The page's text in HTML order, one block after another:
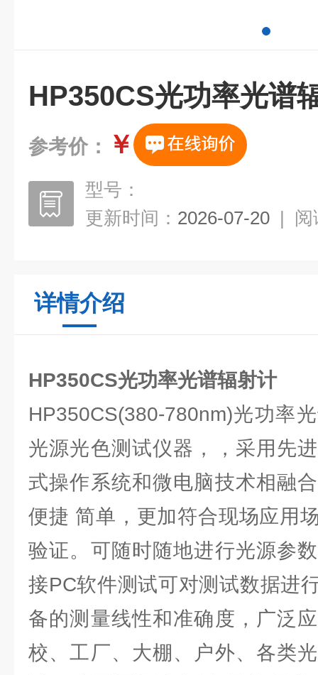
HP350CS光功率光谱
参考价： ￥
型号：
更新时间： 2026-07-20 | 阅
详情介绍
HP350CS光功率光谱辐射计
HP350CS(380-780nm)光功率
光源光色测试仪器，，采用先
式操作系统和微电脑技术相融
便捷 简单，更加符合现场应用
验证。可随时随地进行光源参
接PC软件测试可对测试数据进
备的测量线性和准确度，广泛
校、工厂、大棚、户外、各类